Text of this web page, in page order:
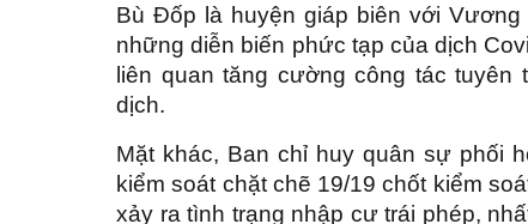
Bù Đốp là huyện giáp biên với
những diễn biến phức tạp của dịch
liên quan tăng cường công tác
dịch.
Mặt khác, Ban chỉ huy quân sự phối
kiểm soát chặt chẽ 19/19 chốt kiểm
xảy ra tình trạng nhập cư trái phép,